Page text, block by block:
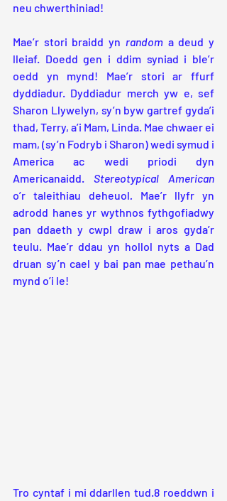
neu chwerthiniad!
Mae’r stori braidd yn random a deud y
lleiaf. Doedd gen i ddim syniad i ble’r
oedd yn mynd! Mae’r stori ar ffurf
dyddiadur. Dyddiadur merch yw e, sef
Sharon Llywelyn, sy’n byw gartref gyda’i
thad, Terry, a’i Mam, Linda. Mae chwaer ei
mam, (sy’n Fodryb i Sharon) wedi symud i
America ac wedi priodi dyn
Americanaidd.
o’r taleithiau deheuol. Mae’r llyfr yn
adrodd hanes yr wythnos fythgofiadwy
pan ddaeth y cwpl draw i aros gyda’r
teulu. Mae’r ddau yn hollol nyts a Dad
druan sy’n cael y bai pan mae pethau’n
mynd o’i le!
Tro cyntaf i mi ddarllen tud.8 roeddwn i